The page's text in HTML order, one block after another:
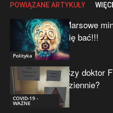
POWIĄZANE ARTYKUŁY
Polityka
Marsowe
się bać!!!
COVID-19 -
WAŻNE
Czy doktor
dziennie?